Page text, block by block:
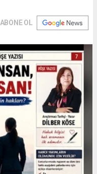
ABONE OL